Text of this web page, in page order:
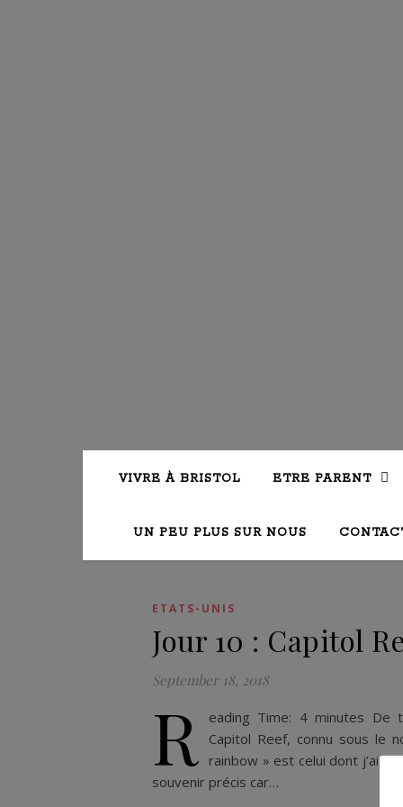
VIVRE À BRISTOL ETRE PARENT
UN PEU PLUS SUR NOUS
ETATS-UNIS
Jour 10 : Capitol
September 18, 2018
R
eading Time: 4 minutes De
Capitol Reef, connu sous le
rainbow » est celui dont j’ai le
souvenir précis car…